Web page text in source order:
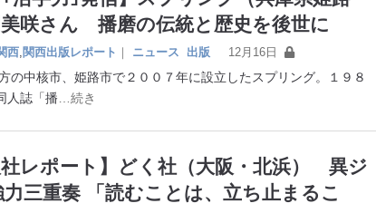
咲さん 播磨の伝統と歴史を後世に
西, 関西出版レポート ｜ ニュース 出版 12月16日
中核市、姫路市で２００７年に設立したスプリング。１９８
人誌「播 …続き
社レポート】どく社（大阪・北浜） 異ジ
三重奏 「読むことは、立ち止まるこ